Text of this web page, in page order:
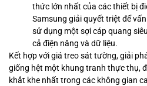
thức lớn nhất của các thiết bị
Samsung giải quyết triệt để
sử dụng một sợi cáp quang
cả điện năng và dữ liệu.
Kết hợp với giá treo sát tường, giải
giống hệt một khung tranh thực thụ,
khắt khe nhất trong các không gian